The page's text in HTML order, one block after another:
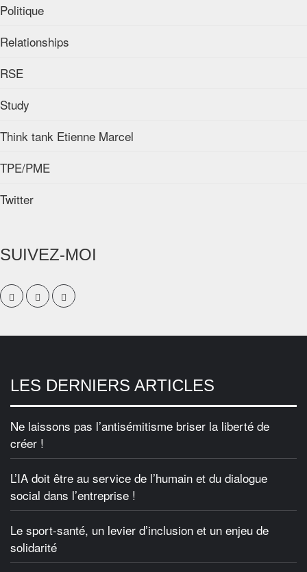
Politique
Relationships
RSE
Study
Think tank Etienne Marcel
TPE/PME
Twitter
SUIVEZ-MOI
LES DERNIERS ARTICLES
Ne laissons pas l’antisémitisme briser la liberté de
créer !
L’IA doit être au service de l’humain et du dialogue
social dans l’entreprise !
Le sport-santé, un levier d’inclusion et un enjeu de
solidarité